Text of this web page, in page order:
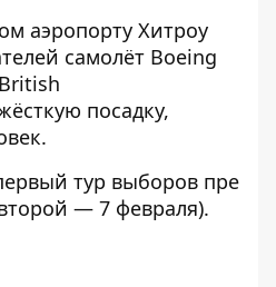
аэропорту Хитроу
самолёт Boeing
посадку,
тур выборов пре
— 7 февраля).